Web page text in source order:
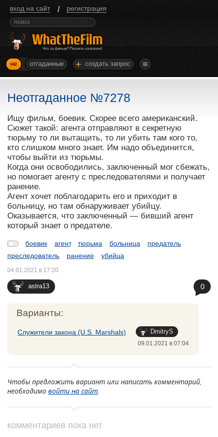
вход на сайт / регистрация
не отгаданные + создать запрос
Неотгаданное №7278
Ищу фильм, боевик. Скорее всего американский.
Сюжет такой: агента отправляют в секретную
тюрьму то ли вытащить, то ли убить там кого то,
кто слишком много знает. Им надо объединится,
чтобы выйти из тюрьмы.
Когда они освободились, заключенный мог сбежать,
но помогает агенту с преследователями и получает
ранение.
Агент хочет поблагодарить его и приходит в
больницу, но там обнаруживает убийцу.
Оказывается, что заключенный — бивший агент
который знает о предателе.
боевик агент тюрьма больница
предатель
преследователь
ранение убийца
astra13
04.01.2021 в 17:20
0
Варианты:
Служители закона (U.S. Marshals) DmitryS
09.01.2021 в 07:04
Чтобы предложить вариант или написать комментарий,
необходимо войти на сайт.
комментариев пока нет